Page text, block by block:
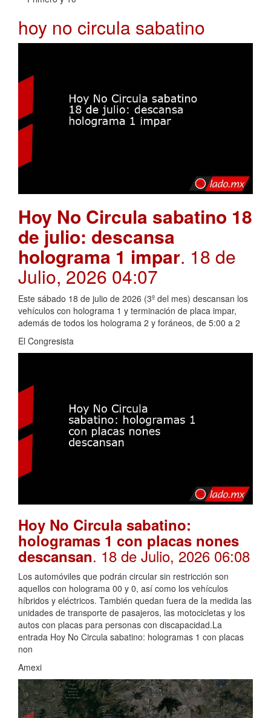
hoy no circula sabatino
Hoy No Circula sabatino 18
de julio: descansa
holograma 1 impar. 18 de
Julio, 2026 04:07
Este sábado 18 de julio de 2026 (3º del mes) descansan los
vehículos con holograma 1 y terminación de placa impar,
además de todos los holograma 2 y foráneos, de 5:00 a 2
El Congresista
Hoy No Circula sabatino:
hologramas 1 con placas nones
descansan. 18 de Julio, 2026 06:08
Los automóviles que podrán circular sin restricción son
aquellos con holograma 00 y 0, así como los vehículos
híbridos y eléctricos. También quedan fuera de la medida las
unidades de transporte de pasajeros, las motocicletas y los
autos con placas para personas con discapacidad.La
entrada Hoy No Circula sabatino: hologramas 1 con placas
non
Amexi